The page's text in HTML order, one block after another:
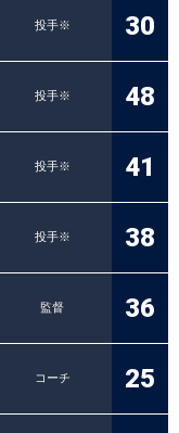
投手※
30
投手※
48
投手※
41
投手※
38
監督
36
コーチ
25